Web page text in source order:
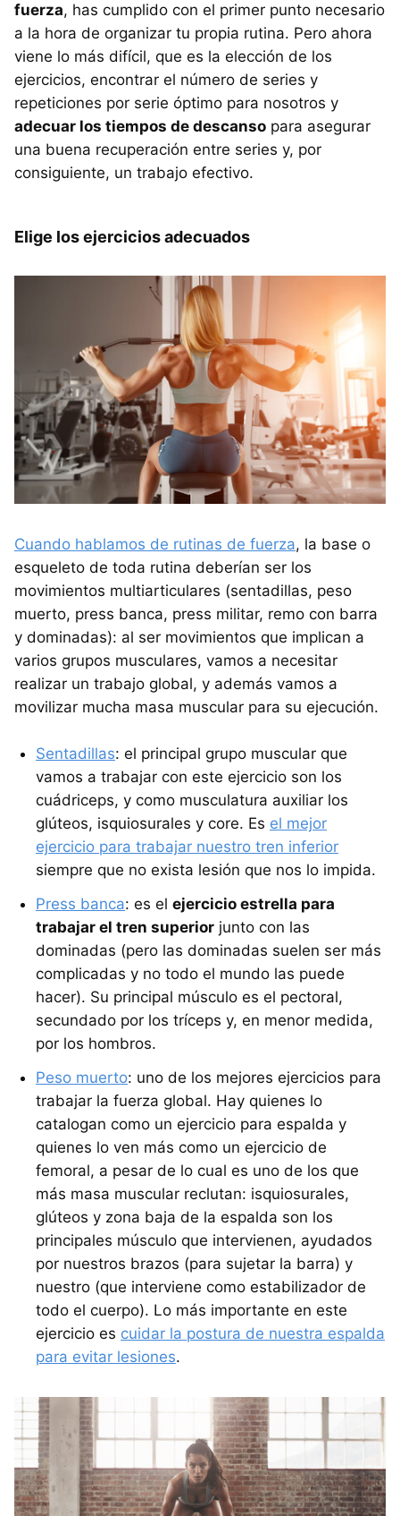
fuerza, has cumplido con el primer punto necesario
a la hora de organizar tu propia rutina. Pero ahora
viene lo más difícil, que es la elección de los
ejercicios, encontrar el número de series y
repeticiones por serie óptimo para nosotros y
adecuar los tiempos de descanso para asegurar
una buena recuperación entre series y, por
consiguiente, un trabajo efectivo.
Elige los ejercicios adecuados
Cuando hablamos de rutinas de fuerza, la base o
esqueleto de toda rutina deberían ser los
movimientos multiarticulares (sentadillas, peso
muerto, press banca, press militar, remo con barra
y dominadas): al ser movimientos que implican a
varios grupos musculares, vamos a necesitar
realizar un trabajo global, y además vamos a
movilizar mucha masa muscular para su ejecución.
Sentadillas: el principal grupo muscular que
vamos a trabajar con este ejercicio son los
cuádriceps, y como musculatura auxiliar los
glúteos, isquiosurales y core. Es el mejor
ejercicio para trabajar nuestro tren inferior
siempre que no exista lesión que nos lo impida.
Press banca: es el ejercicio estrella para
trabajar el tren superior junto con las
dominadas (pero las dominadas suelen ser más
complicadas y no todo el mundo las puede
hacer). Su principal músculo es el pectoral,
secundado por los tríceps y, en menor medida,
por los hombros.
Peso muerto: uno de los mejores ejercicios para
trabajar la fuerza global. Hay quienes lo
catalogan como un ejercicio para espalda y
quienes lo ven más como un ejercicio de
femoral, a pesar de lo cual es uno de los que
más masa muscular reclutan: isquiosurales,
glúteos y zona baja de la espalda son los
principales músculo que intervienen, ayudados
por nuestros brazos (para sujetar la barra) y
nuestro (que interviene como estabilizador de
todo el cuerpo). Lo más importante en este
ejercicio es cuidar la postura de nuestra espalda
para evitar lesiones.